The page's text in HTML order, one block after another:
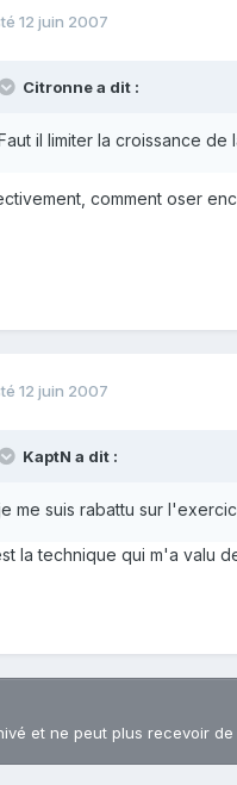
12 juin 2007
Citronne a dit :
il limiter la croissance de
comment oser
12 juin 2007
KaptN a dit :
me suis rabattu sur
la technique qui m'a valu
et ne peut plus recevoir